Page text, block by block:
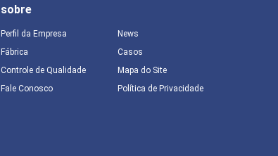
sobre
Perfil da Empresa
Fábrica
Controle de Qualidade
Fale Conosco
News
Casos
Mapa do Site
Política de Privacidade